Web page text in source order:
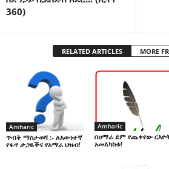
360)
RELATED ARTICLES MORE
Amharic
ጥብቅ ማስታወሻ :- ለእውነተኛ
የፋኖ ታጋዬችና የአማራ ህዝብ!
Amharic
በዐማራ ደም የጨቀየው
አመለካከቱ!